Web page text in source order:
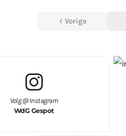
Vorige
Volg @ Instagram
WdG Gespot